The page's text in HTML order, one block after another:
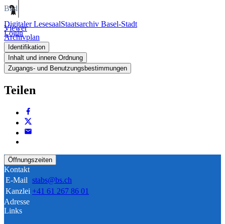
Digitaler LesesaalStaatsarchiv Basel-Stadt
Login
Bild
Viewer
Archivplan
Identifikation
Inhalt und innere Ordnung
Zugangs- und Benutzungsbestimmungen
Teilen
Öffnungszeiten
Kontakt
E-Mail stabs@bs.ch
Kanzlei +41 61 267 86 01
Adresse
Links